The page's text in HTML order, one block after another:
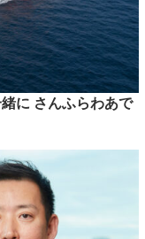
に さんふらわあで